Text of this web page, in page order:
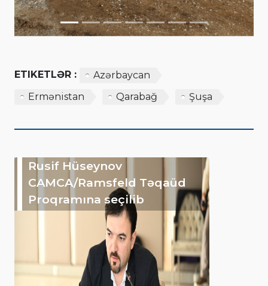
ETIKETLƏR :
Azərbaycan
Ermənistan
Qarabağ Şuşa
Rusif Hüseynov
CAMCA/Ramsfeld Təqaüd
Proqramına seçilib